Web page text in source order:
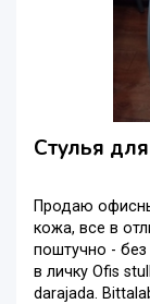
Стулья
Продаю
кожа, все в
поштучно - без
в личку Ofis
darajada.